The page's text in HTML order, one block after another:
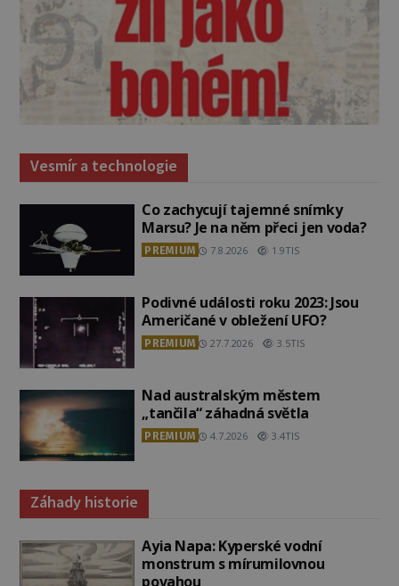
Vesmír a technologie
Co zachycují tajemné snímky
Marsu? Je na něm přeci jen voda?
PREMIUM 7.8.2026 1.9TIS
Podivné události roku 2023: Jsou
Američané v obležení UFO?
PREMIUM 27.7.2026 3.5TIS
Nad australským městem
„tančila“ záhadná světla
PREMIUM 4.7.2026 3.4TIS
Záhady historie
Ayia Napa: Kyperské vodní
monstrum s mírumilovnou
povahou